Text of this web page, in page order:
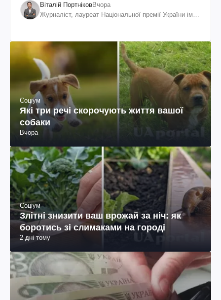
Віталій ПортніковВчора
Журналіст, лауреат Національної премії України ім.
Соціум
Які три речі скорочують життя вашої
собаки
Вчора
Соціум
Злітні знизити ваш врожай за ніч: як
боротись зі слимаками на городі
2 дні тому